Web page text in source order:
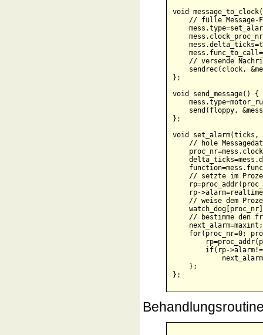
void
// fülle Message-
// versende
sendrec(clock,
};
void
send(floppy,
};
void
// hole
// setzte im
rp-
// weise dem
// bestimme den
    next_alarm=maxint;
for(proc_nr=0;
if(rp-
    };